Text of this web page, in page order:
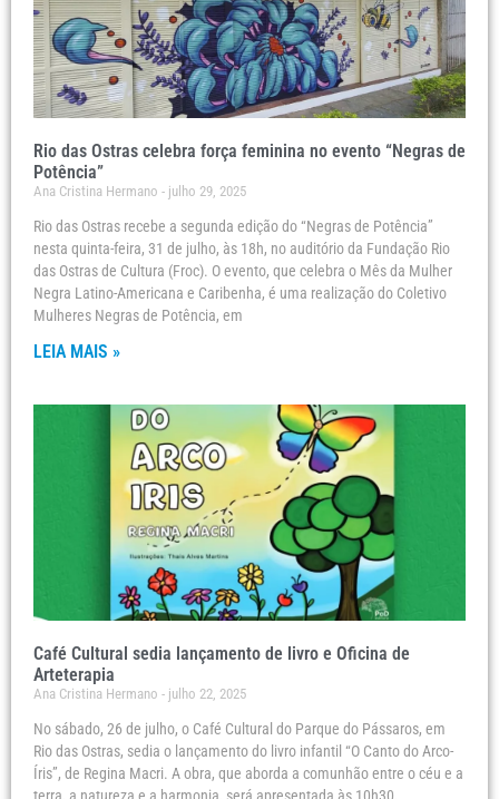
Rio das Ostras celebra força feminina no evento “Negras de
Potência”
Ana Cristina Hermano julho 29, 2025
Rio das Ostras recebe a segunda edição do “Negras de Potência”
nesta quinta-feira, 31 de julho, às 18h, no auditório da Fundação Rio
das Ostras de Cultura (Froc). O evento, que celebra o Mês da Mulher
Negra Latino-Americana e Caribenha, é uma realização do Coletivo
Mulheres Negras de Potência, em
LEIA MAIS »
Café Cultural sedia lançamento de livro e Oficina de
Arteterapia
Ana Cristina Hermano julho 22, 2025
No sábado, 26 de julho, o Café Cultural do Parque do Pássaros, em
Rio das Ostras, sedia o lançamento do livro infantil “O Canto do Arco-
Íris”, de Regina Macri. A obra, que aborda a comunhão entre o céu e a